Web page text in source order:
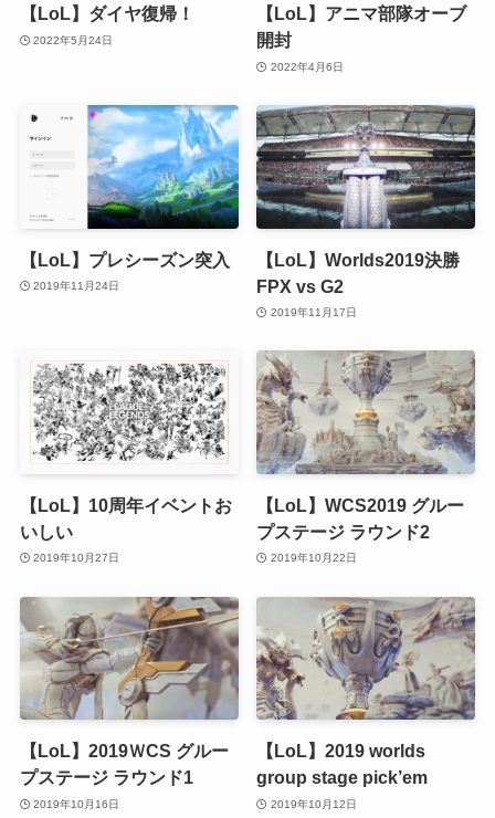
【LoL】ダイヤ復帰！
2022年5月24日
【LoL】アニマ部隊オーブ
開封
2022年4月6日
【LoL】プレシーズン突入
2019年11月24日
【LoL】Worlds2019決勝
FPX vs G2
2019年11月17日
【LoL】10周年イベントお
いしい
2019年10月27日
【LoL】WCS2019 グルー
プステージ ラウンド2
2019年10月22日
【LoL】2019ＷCS グルー
プステージ ラウンド1
2019年10月16日
【LoL】2019 worlds
group stage pick’em
2019年10月12日